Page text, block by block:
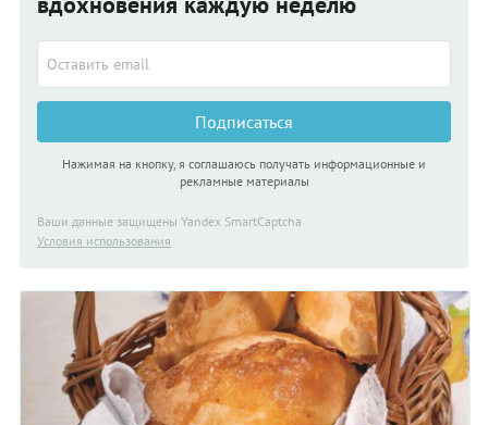
Подписаться
Нажимая на кнопку, я соглашаюсь получать информационные и
рекламные материалы
Ваши данные защищены Yandex SmartCaptcha
Условия использования